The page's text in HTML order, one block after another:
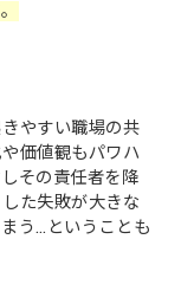
。
やすい職場の共
価値観もパワハ
その責任者を降
た失敗が大きな
う…ということも